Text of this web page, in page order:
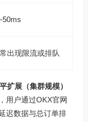
50ms
出现限流或排队
扩展（集群规模）
用户通过OKX官网
迟数据与总订单排